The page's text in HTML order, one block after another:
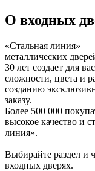
О входных
«Стальная линия»
металлических
30 лет создает для
сложности, цвета и
созданию
заказу.
Более 500 000
высокое качество и
линия».
Выбирайте раздел и
входных дверях.